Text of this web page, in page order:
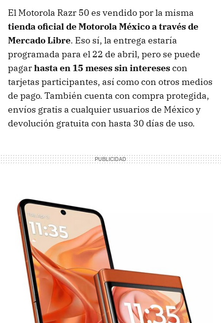
El Motorola Razr 50 es vendido por la misma
tienda oficial de Motorola México a través de
Mercado Libre. Eso sí, la entrega estaría
programada para el 22 de abril, pero se puede
pagarhasta en 15 meses sin interesescon
tarjetas participantes, así como con otros medios
de pago. También cuenta con compra protegida,
envíos gratis a cualquier usuarios de México y
devolución gratuita con hasta 30 días de uso.